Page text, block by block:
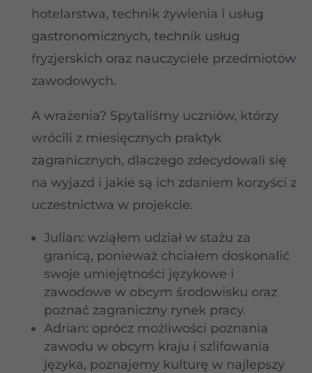
hotelarstwa, technik żywienia i usług
gastronomicznych, technik usług
fryzjerskich oraz nauczyciele przedmiotów
zawodowych.
A wrażenia? Spytaliśmy uczniów, którzy
wrócili z miesięcznych praktyk
zagranicznych, dlaczego zdecydowali się
na wyjazd i jakie są ich zdaniem korzyści z
uczestnictwa w projekcie.
Julian: wziąłem udział w stażu za
granicą, ponieważ chciałem doskonalić
swoje umiejętności językowe i
zawodowe w obcym środowisku oraz
poznać zagraniczny rynek pracy.
Adrian: oprócz możliwości poznania
zawodu w obcym kraju i szlifowania
języka, poznajemy kulturę w najlepszy